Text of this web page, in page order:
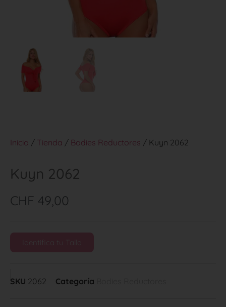
Inicio / Tienda / Bodies Reductores / Kuyn 2062
Kuyn 2062
CHF 49,00
Identifica tu Talla
SKU 2062 Categoría